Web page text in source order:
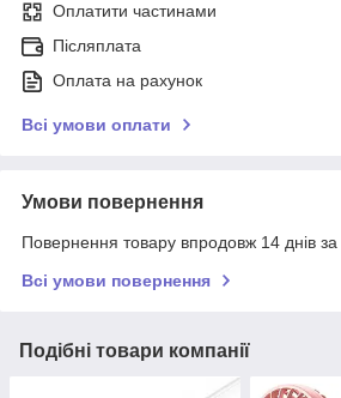
Оплатити частинами
Післяплата
Оплата на рахунок
Всі умови оплати
Умови повернення
Повернення товару впродовж 14 днів
Всі умови повернення
Подібні товари компанії